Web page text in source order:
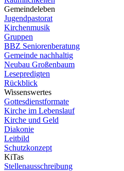
Gemeindeleben
Jugendpastorat
Kirchenmusik
Gruppen
BBZ Seniorenberatung
Gemeinde nachhaltig
Neubau Großenbaum
Lesepredigten
Rückblick
Wissenswertes
Gottesdienstformate
Kirche im Lebenslauf
Kirche und Geld
Diakonie
Leitbild
Schutzkonzept
KiTas
Stellenausschreibung